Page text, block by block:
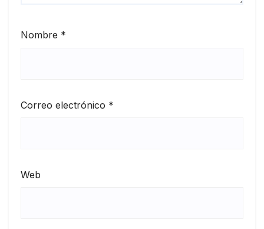
Nombre *
Correo electrónico *
Web